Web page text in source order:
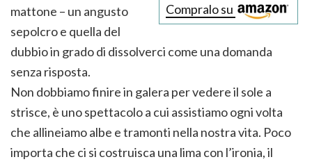
Compralo su
mattone – un angusto
sepolcro e quella del
dubbio in grado di dissolverci come una domanda
senza risposta.
Non dobbiamo finire in galera per vedere il sole a
strisce, è uno spettacolo a cui assistiamo ogni volta
che allineiamo albe e tramonti nella nostra vita. Poco
importa che ci si costruisca una lima con l’ironia, il